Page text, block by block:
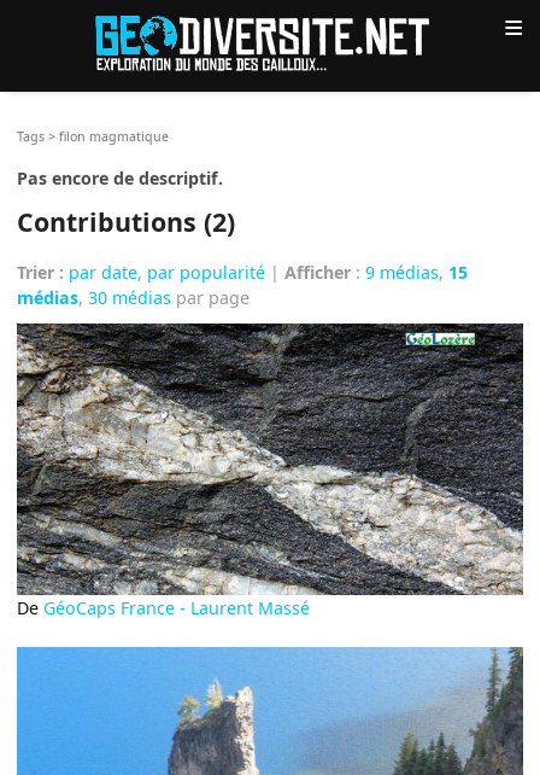
≡
Tags >filon magmatique
Pas encore de descriptif.
Contributions (2)
Trier : par date, par popularité |Afficher :9 médias, 15
médias,30 médias par page
De GéoCaps France - Laurent Massé